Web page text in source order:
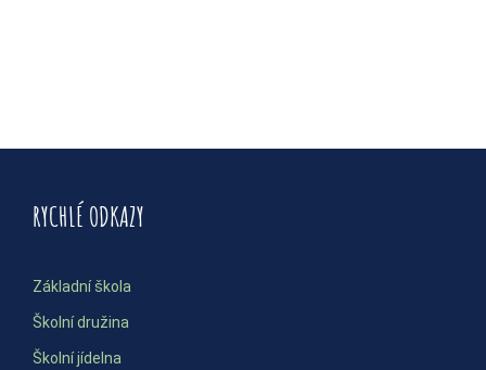
RYCHLÉ ODKAZY
Základní škola
Školní družina
Školní jídelna